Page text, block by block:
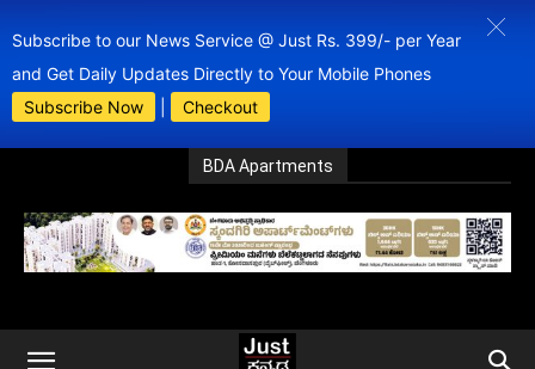
Subscribe to our News Service @ Just Rs. 399/- per Year
and Get Daily Updates Directly to Your Mobile Phones
Subscribe Now
Checkout
BDA Apartments